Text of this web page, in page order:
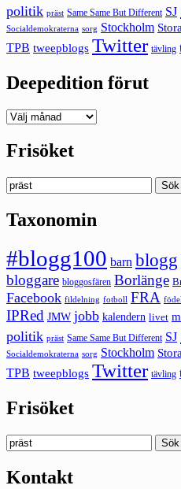
politik präst Same Same But Different SJ
Socialdemokraterna sorg Stockholm
TPB tweepblogs Twitter tävling
Deepedition förut
Deepedition
Frisöket
Sök
efter:
Taxonomin
#blogg100 barn blogg
bloggare bloggosfären Borlänge
Facebook fildelning fotboll FRA
IPRed JMW jobb kalendern livet
politik präst Same Same But Different SJ
Socialdemokraterna sorg Stockholm
TPB tweepblogs Twitter tävling
Frisöket
Sök
efter:
Kontakt